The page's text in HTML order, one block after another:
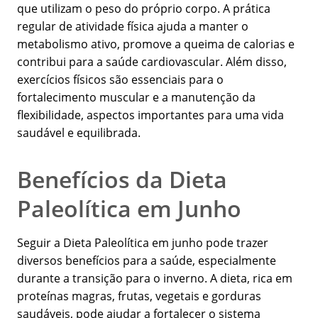
que utilizam o peso do próprio corpo. A prática
regular de atividade física ajuda a manter o
metabolismo ativo, promove a queima de calorias e
contribui para a saúde cardiovascular. Além disso,
exercícios físicos são essenciais para o
fortalecimento muscular e a manutenção da
flexibilidade, aspectos importantes para uma vida
saudável e equilibrada.
Benefícios da Dieta
Paleolítica em Junho
Seguir a Dieta Paleolítica em junho pode trazer
diversos benefícios para a saúde, especialmente
durante a transição para o inverno. A dieta, rica em
proteínas magras, frutas, vegetais e gorduras
saudáveis, pode ajudar a fortalecer o sistema